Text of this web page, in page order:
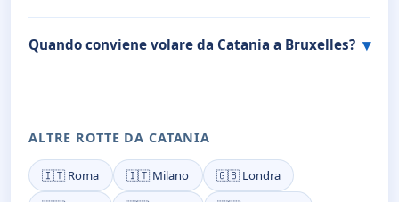
Quando conviene volare da Catania a Bruxelles?
ALTRE ROTTE DA CATANIA
🇮🇹 Roma 🇮🇹 Milano
🇬🇧 Londra